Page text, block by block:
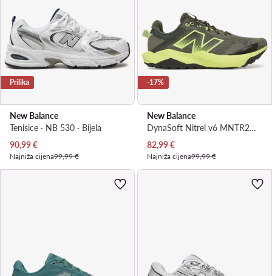
Prilika
New Balance
Tenisice · NB 530 · Bijela
Trenutna cijena
90,99€
Najniža cijena99,99 €
-17%
New Balance
DynaSoft Nitrel v6 MNTR2MD · Tenisice za trčanje
Trenutna cijena
82,99€
Najniža cijena99,99 €